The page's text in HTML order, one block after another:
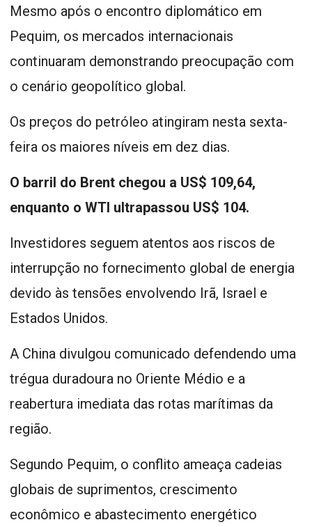
Mesmo após o encontro diplomático em
Pequim, os mercados internacionais
continuaram demonstrando preocupação com
o cenário geopolítico global.
Os preços do petróleo atingiram nesta sexta-
feira os maiores níveis em dez dias.
O barril do Brent chegou a US$ 109,64,
enquanto o WTI ultrapassou US$ 104.
Investidores seguem atentos aos riscos de
interrupção no fornecimento global de energia
devido às tensões envolvendo Irã, Israel e
Estados Unidos.
A China divulgou comunicado defendendo uma
trégua duradoura no Oriente Médio e a
reabertura imediata das rotas marítimas da
região.
Segundo Pequim, o conflito ameaça cadeias
globais de suprimentos, crescimento
econômico e abastecimento energético